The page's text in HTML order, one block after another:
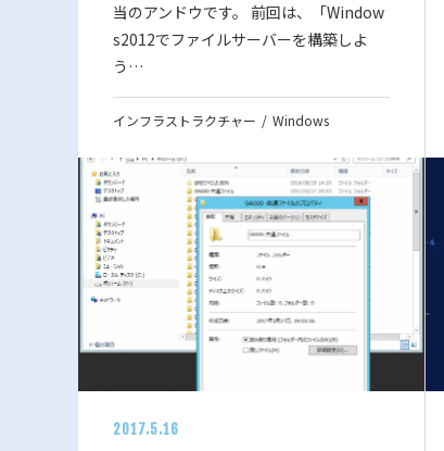
当のアンドウです。 前回は、「Window
s2012でファイルサーバーを構築しよ
う…
インフラストラクチャー Windows
2017.5.16